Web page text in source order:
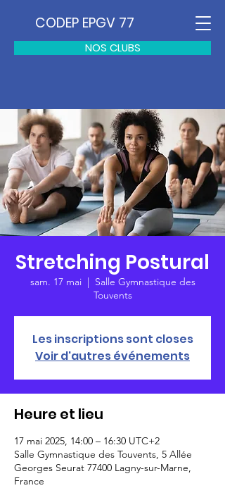
NOS CLUBS
CODEP EPGV 77
Stretching Postural
sam. 17 mai
  |
Salle Gymnastique des
Touvents
Les inscriptions sont closes
Voir d'autres événements
Heure et lieu
17 mai 2025, 14:00 – 16:30 UTC+2
Salle Gymnastique des Touvents, 5 Allée
Georges Seurat 77400 Lagny-sur-Marne,
France